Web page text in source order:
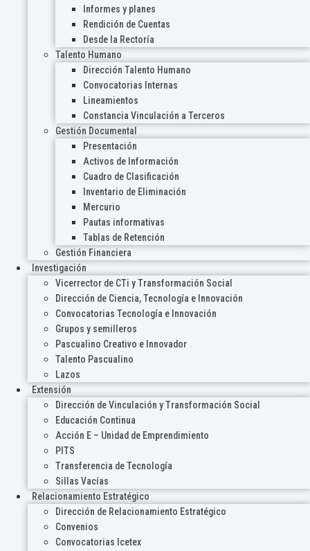
Informes y planes
Rendición de Cuentas
Desde la Rectoría
Talento Humano
Dirección Talento Humano
Convocatorias Internas
Lineamientos
Constancia Vinculación a Terceros
Gestión Documental
Presentación
Activos de Información
Cuadro de Clasificación
Inventario de Eliminación
Mercurio
Pautas informativas
Tablas de Retención
Gestión Financiera
Investigación
Vicerrector de CTi y Transformación Social
Dirección de Ciencia, Tecnología e Innovación
Convocatorias Tecnología e Innovación
Grupos y semilleros
Pascualino Creativo e Innovador
Talento Pascualino
Lazos
Extensión
Dirección de Vinculación y Transformación Social
Educación Continua
Acción E – Unidad de Emprendimiento
PITS
Transferencia de Tecnología
Sillas Vacías
Relacionamiento Estratégico
Dirección de Relacionamiento Estratégico
Convenios
Convocatorias Icetex